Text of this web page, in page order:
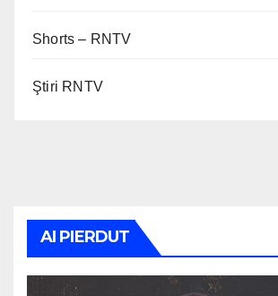
Shorts – RNTV
Ştiri RNTV
AI PIERDUT